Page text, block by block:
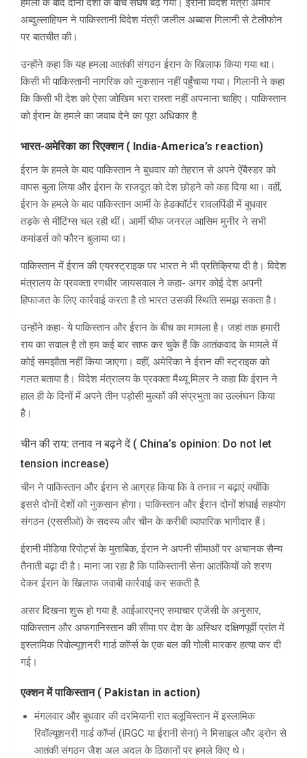
हमलों के बाद दोनों देशों के बीच संघर्ष बढ़ गया। ईरानी विदेश मंत्री अमीर
अब्दुल्लाहियन ने पाकिस्तानी विदेश मंत्री जलील अब्बास गिलानी से टेलीफोन
पर बातचीत की।
उन्होंने कहा कि यह हमला आतंकी संगठन ईरान के खिलाफ किया गया था।
किसी भी पाकिस्तानी नागरिक को नुकसान नहीं पहुँचाया गया। गिलानी ने कहा
कि किसी भी देश को ऐसा जोखिम भरा रास्ता नहीं अपनाना चाहिए। पाकिस्तान
को ईरान के हमले का जवाब देने का पूरा अधिकार है.
भारत-अमेरिका का रिएक्शन ( India-America’s reaction)
ईरान के हमले के बाद पाकिस्तान ने बुधवार को तेहरान से अपने ऐंबैस्डर को
वापस बुला लिया और ईरान के राजदूत को देश छोड़ने को कह दिया था। वहीं,
ईरान के हमले के बाद पाकिस्तान आर्मी के हेडक्वॉर्टर रावलपिंडी में बुधवार
तड़के से मीटिंग्स चल रही थीं। आर्मी चीफ जनरल आसिम मुनीर ने सभी
कमांडर्स को फौरन बुलाया था।
पाकिस्तान में ईरान की एयरस्ट्राइक पर भारत ने भी प्रतिक्रिया दी है। विदेश
मंत्रालय के प्रवक्ता रणधीर जायसवाल ने कहा- अगर कोई देश अपनी
हिफाजत के लिए कार्रवाई करता है तो भारत उसकी स्थिति समझ सकता है।
उन्होंने कहा- ये पाकिस्तान और ईरान के बीच का मामला है। जहां तक हमारी
राय का सवाल है तो हम कई बार साफ कर चुके हैं कि आतंकवाद के मामले में
कोई समझौता नहीं किया जाएगा। वहीं, अमेरिका ने ईरान की स्ट्राइक को
गलत बताया है। विदेश मंत्रालय के प्रवक्ता मैथ्यू मिलर ने कहा कि ईरान ने
हाल ही के दिनों में अपने तीन पड़ोसी मुल्कों की संप्रभुता का उल्लंघन किया
है।
चीन की राय: तनाव न बढ़ने दें ( China’s opinion: Do not let
tension increase)
चीन ने पाकिस्तान और ईरान से आग्रह किया कि वे तनाव न बढ़ाएं क्योंकि
इससे दोनों देशों को नुकसान होगा। पाकिस्तान और ईरान दोनों शंघाई सहयोग
संगठन (एससीओ) के सदस्य और चीन के करीबी व्यापारिक भागीदार हैं।
ईरानी मीडिया रिपोर्ट्स के मुताबिक, ईरान ने अपनी सीमाओं पर अचानक सैन्य
तैनाती बढ़ा दी है। माना जा रहा है कि पाकिस्तानी सेना आतंकियों को शरण
देकर ईरान के खिलाफ जवाबी कार्रवाई कर सकती है.
असर दिखना शुरू हो गया है. आईआरएनए समाचार एजेंसी के अनुसार,
पाकिस्तान और अफगानिस्तान की सीमा पर देश के अस्थिर दक्षिणपूर्वी प्रांत में
इस्लामिक रिवोल्यूशनरी गार्ड कॉर्प्स के एक बल की गोली मारकर हत्या कर दी
गई।
एक्शन में पाकिस्तान ( Pakistan in action)
मंगलवार और बुधवार की दरमियानी रात बलूचिस्तान में इस्लामिक
रिवॉल्यूशनरी गार्ड कॉर्प्स (IRGC या ईरानी सेना) ने मिसाइल और ड्रोन से
आतंकी संगठन जैश अल अदल के ठिकानों पर हमले किए थे।